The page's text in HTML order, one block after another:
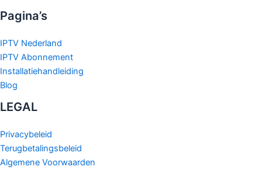
Pagina’s
IPTV Nederland
IPTV Abonnement
Installatiehandleiding
Blog
LEGAL
Privacybeleid
Terugbetalingsbeleid
Algemene Voorwaarden